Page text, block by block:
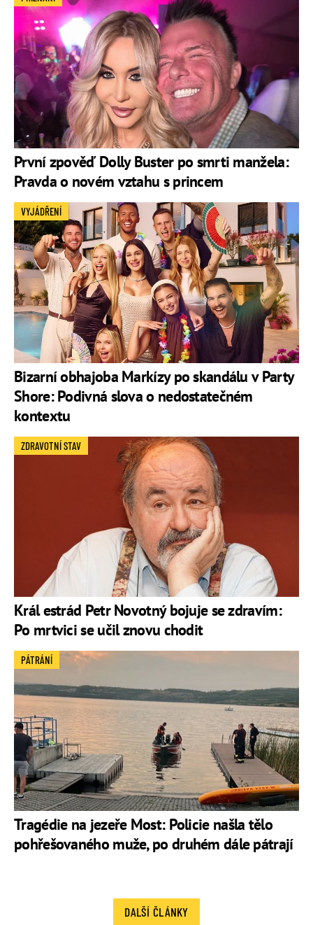
První zpověď Dolly Buster po smrti manžela:
Pravda o novém vztahu s princem
Bizarní obhajoba Markízy po skandálu v Party
Shore: Podivná slova o nedostatečném
kontextu
VYJÁDŘENÍ
Král estrád Petr Novotný bojuje se zdravím:
Po mrtvici se učil znovu chodit
ZDRAVOTNÍ STAV
Tragédie na jezeře Most: Policie našla tělo
pohřešovaného muže, po druhém dále pátrají
PÁTRÁNÍ
DALŠÍ ČLÁNKY